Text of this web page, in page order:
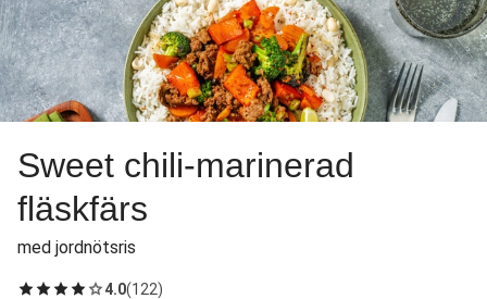
Sweet chili-marinerad
fläskfärs
med jordnötsris
4.0(122)